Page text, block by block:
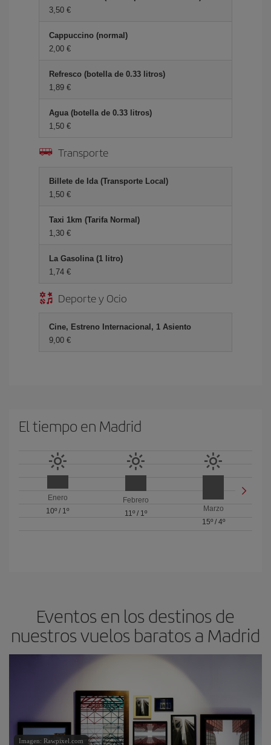
3,50 €
Cappuccino (normal)
2,00 €
Refresco (botella de 0.33 litros)
1,89 €
Agua (botella de 0.33 litros)
1,50 €
Transporte
Billete de Ida (Transporte Local)
1,50 €
Taxi 1km (Tarifa Normal)
1,30 €
La Gasolina (1 litro)
1,74 €
Deporte y Ocio
Cine, Estreno Internacional, 1 Asiento
9,00 €
El tiempo en Madrid
Enero
10º / 1º
Febrero
11º/ 1º
Marzo
15º/ 4º
Eventos en los destinos de
nuestros vuelos baratos a Madrid
Imagen: Rawpixel.com